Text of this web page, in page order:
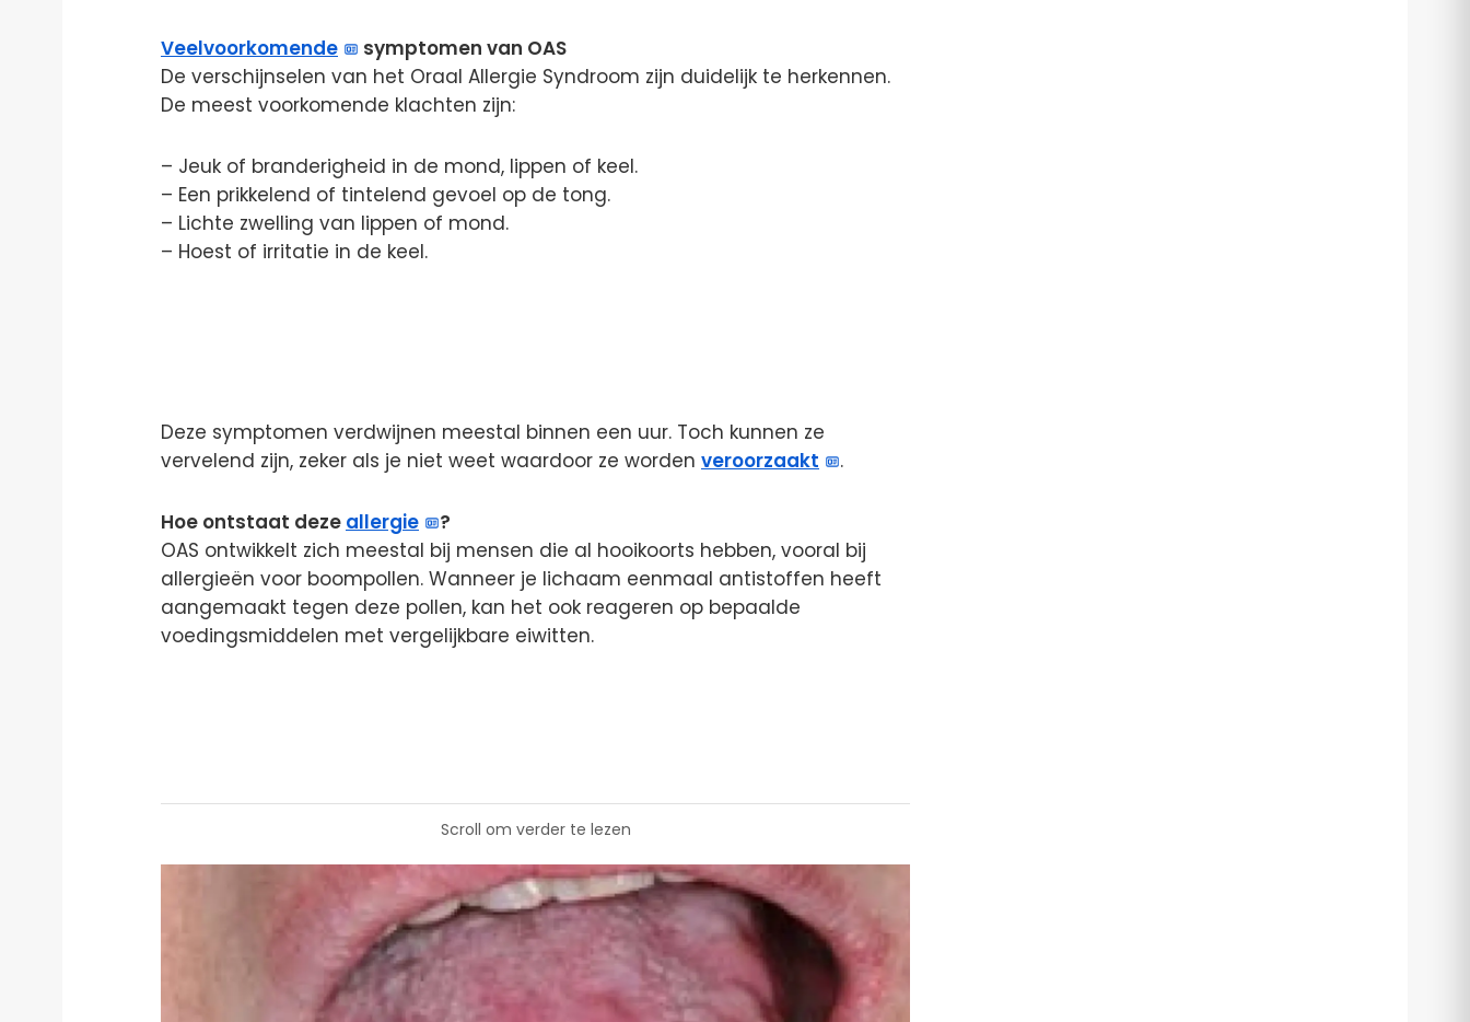
Veelvoorkomende
symptomen van OAS
De verschijnselen van het Oraal Allergie Syndroom zijn duidelijk te herkennen.
De meest voorkomende klachten zijn:
– Jeuk of branderigheid in de mond, lippen of keel.
– Een prikkelend of tintelend gevoel op de tong.
– Lichte zwelling van lippen of mond.
– Hoest of irritatie in de keel.
Deze symptomen verdwijnen meestal binnen een uur. Toch kunnen ze
vervelend zijn, zeker als je niet weet waardoor ze worden veroorzaakt .
Hoe ontstaat deze allergie
?
OAS ontwikkelt zich meestal bij mensen die al hooikoorts hebben, vooral bij
allergieën voor boompollen. Wanneer je lichaam eenmaal antistoffen heeft
aangemaakt tegen deze pollen, kan het ook reageren op bepaalde
voedingsmiddelen met vergelijkbare eiwitten.
Scroll om verder te lezen